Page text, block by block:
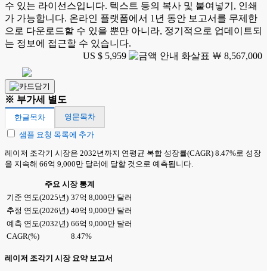
수 있는 라이선스입니다. 텍스트 등의 복사 및 붙여넣기, 인쇄
가 가능합니다. 온라인 플랫폼에서 1년 동안 보고서를 무제한
으로 다운로드할 수 있을 뿐만 아니라, 정기적으로 업데이트되
는 정보에 접근할 수 있습니다.
US $ 5,959
￦ 8,567,000
※ 부가세 별도
한글목차
영문목차
샘플 요청 목록에 추가
레이저 조각기 시장은 2032년까지 연평균 복합 성장률(CAGR) 8.47%로 성장
을 지속해 66억 9,000만 달러에 달할 것으로 예측됩니다.
주요 시장 통계
기준 연도(2025년) 37억 8,000만 달러
추정 연도(2026년) 40억 9,000만 달러
예측 연도(2032년) 66억 9,000만 달러
CAGR(%)
8.47%
레이저 조각기 시장 요약 보고서